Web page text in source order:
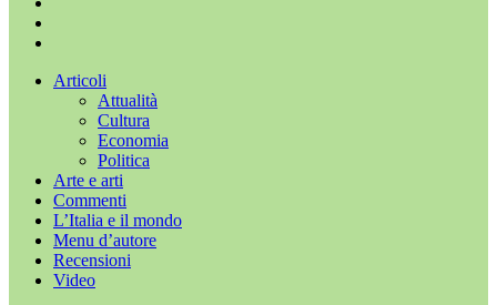
Chiudi Articoli
Attualità
Cultura
Economia
Politica
Arte e arti
Commenti
L’Italia e il mondo
Menu d’autore
Recensioni
Video